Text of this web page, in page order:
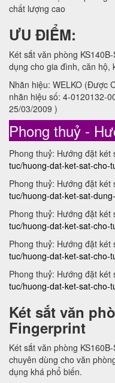
chất lượng cao
ƯU ĐIỂM:
Két sắt văn phòng
dụng cho gia đình, căn hộ,
Nhãn hiệu: WELKO (Được
nhãn hiệu số: 4-0120132-
25/03/2009 )
Phong thuỷ -
Phong thuỷ: Hướng đặt két
tuc/huong-dat-ket-sat-cho-
Phong thuỷ: Hướng đặt két
tuc/huong-dat-ket-sat-
Phong thuỷ: Hướng đặt két
tuc/huong-dat-ket-sat-cho-
Phong thuỷ: Hướng đặt két
tuc/huong-dat-ket-sat-cho-
Phong thuỷ: Hướng đặt két
tuc/huong-dat-ket-sat-cho-
Két sắt văn
Fingerprint
Két sắt văn phòng
chuyên dùng cho văn
dụng khá phổ biến.